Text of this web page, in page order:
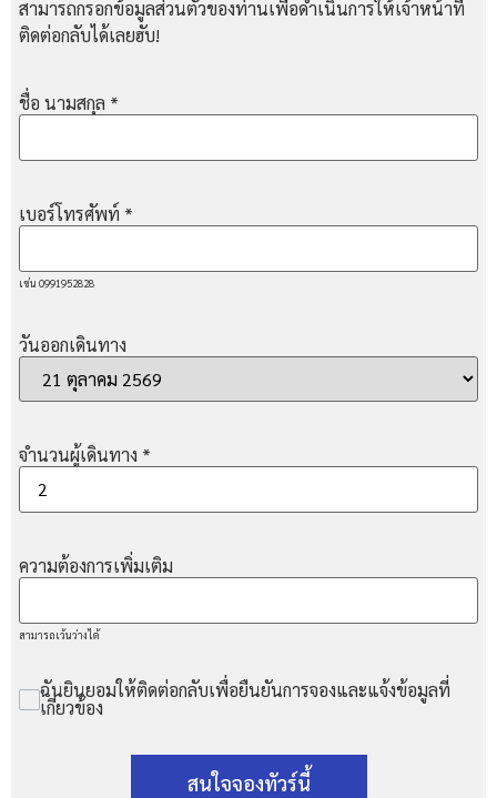
สามารถกรอกข้อมูลส่วนตัวของท่านเพื่อดำเนินการให้เจ้าหน้าที่
ติดต่อกลับได้เลยฮับ!
ชื่อ นามสกุล *
เบอร์โทรศัพท์ *
เช่น 0991952828
วันออกเดินทาง
จำนวนผู้เดินทาง *
ความต้องการเพิ่มเติม
สามารถเว้นว่างได้
ฉันยินยอมให้ติดต่อกลับเพื่อยืนยันการจองและแจ้งข้อมูลที่
เกี่ยวข้อง
สนใจจองทัวร์นี้